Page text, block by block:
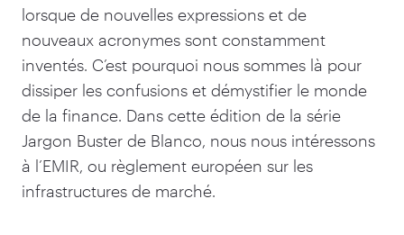
lorsque de nouvelles expressions et de
nouveaux acronymes sont constamment
inventés. C’est pourquoi nous sommes là pour
dissiper les confusions et démystifier le monde
de la finance. Dans cette édition de la série
Jargon Buster de Blanco, nous nous intéressons
à l’EMIR, ou règlement européen sur les
infrastructures de marché.